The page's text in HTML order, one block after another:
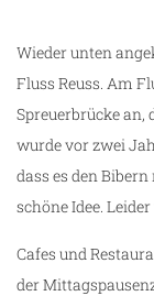
Wieder unten
Fluss Reuss. Am
Spreuerbrücke an,
wurde vor zwei
dass es den
schöne Idee.
Cafes und
der